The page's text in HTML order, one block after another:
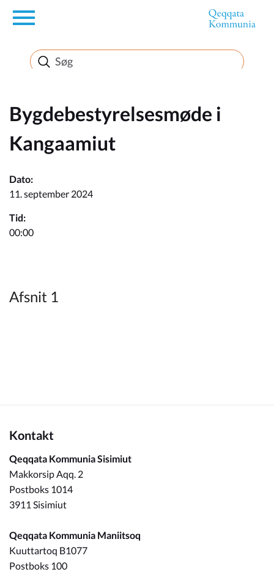
en
Borger
Erhverv
Politik
Turisme
Selvbetjening
Bygdebestyrelsesmøde i
Kangaamiut
Dato:
11. september 2024
Tid:
00:00
Afsnit 1
Kontakt
Qeqqata Kommunia Sisimiut
Makkorsip Aqq. 2
Postboks 1014
3911 Sisimiut
Qeqqata Kommunia Maniitsoq
Kuuttartoq B1077
Postboks 100